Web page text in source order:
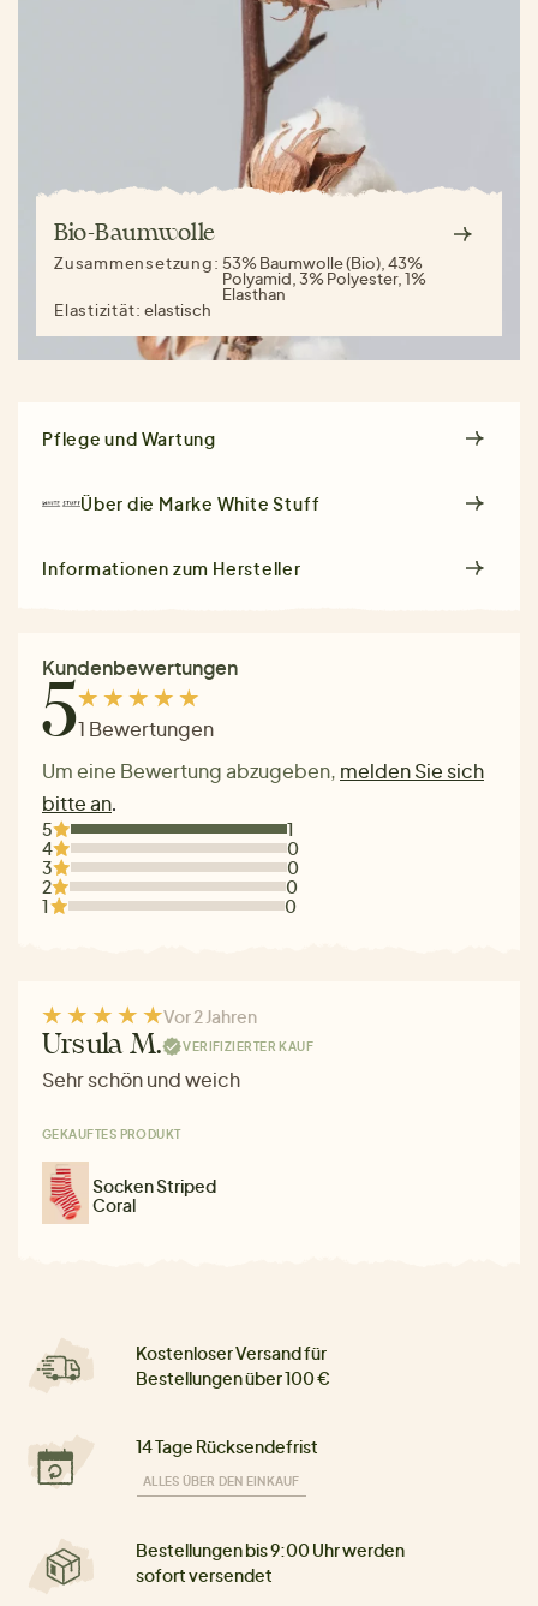
Bio-Baumwolle
Zusammensetzung: 53% Baumwolle (Bio), 43%
Polyamid, 3% Polyester, 1%
Elasthan
Elastizität:elastisch
Pflege und Wartung
Über die Marke White Stuff
Informationen zum Hersteller
Kundenbewertungen
51 Bewertungen
Um eine Bewertung abzugeben, melden Sie sich
bitte an.
5
1
4
0
3
0
2
0
1
0
Vor 2 Jahren
Ursula M. VERIFIZIERTER KAUF
Sehr schön und weich
GEKAUFTES PRODUKT
Socken Striped
Coral
Kostenloser Versand für
Bestellungen über 100 €
14 Tage Rücksendefrist
ALLES ÜBER DEN EINKAUF
Bestellungen bis 9:00 Uhr werden
sofort versendet